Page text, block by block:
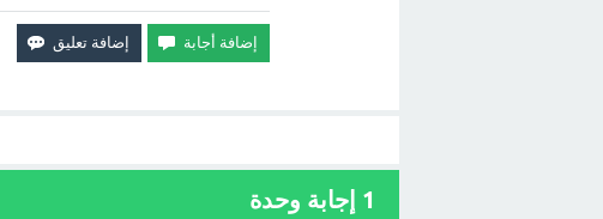
1 إجابة وحدة